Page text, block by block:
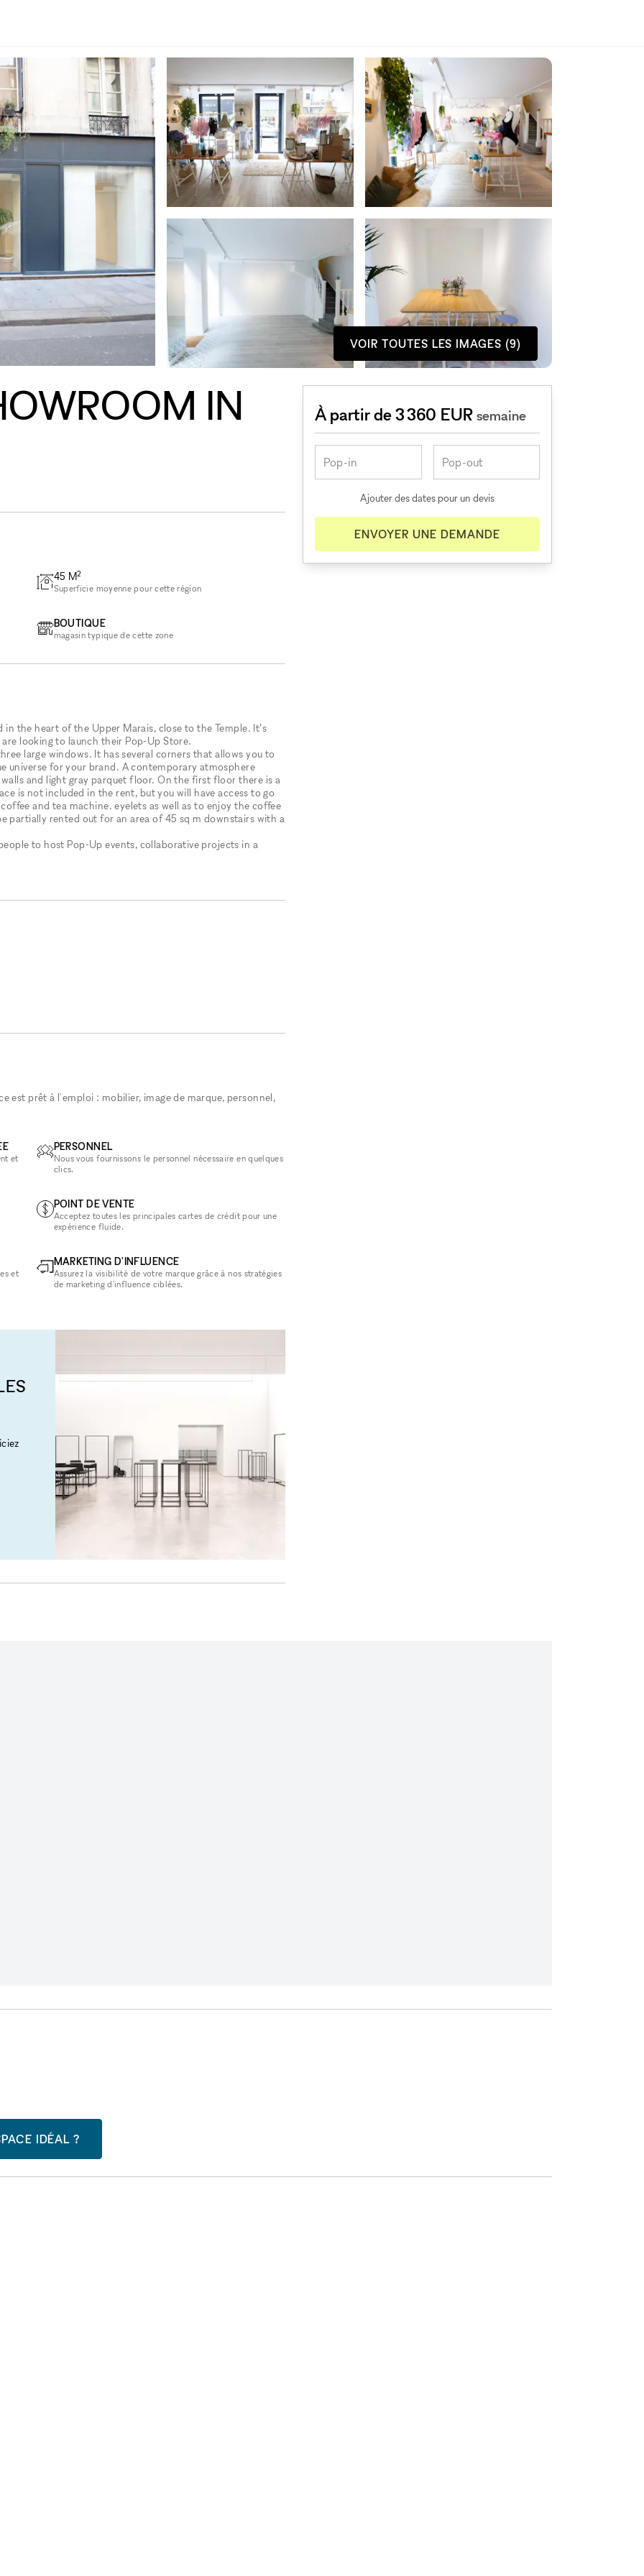
VOIR TOUTES LES IMAGES (9)
IN
45 M2
Superficie moyenne pour cette région
BOUTIQUE
magasin typique de cette zone
the heart of the Upper Marais, close to the Temple. It’s
looking to launch their Pop-Up Store.
large windows. It has several corners that allows you to
universe for your brand. A contemporary atmosphere
and light gray parquet floor. On the first floor there is a
is not included in the rent, but you will have access to go
and tea machine. eyelets as well as to enjoy the coffee
partially rented out for an area of ​​45 sq m downstairs with a
to host Pop-Up events, collaborative projects in a
est prêt à l'emploi : mobilier, image de marque, personnel,
et
et
PERSONNEL
Nous vous fournissons le personnel nécessaire en quelques
clics.
POINT DE VENTE
Acceptez toutes les principales cartes de crédit pour une
expérience fluide.
MARKETING D'INFLUENCE
Assurez la visibilité de votre marque grâce à nos stratégies
de marketing d'influence ciblées.
À partir de 3 360 EURsemaine
Ajouter des dates pour un devis
ENVOYER UNE DEMANDE
IDÉAL ?